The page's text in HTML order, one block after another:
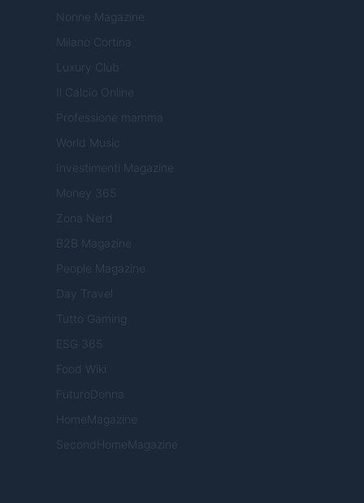
Nonne Magazine
Milano Cortina
Luxury Club
Il Calcio Online
Professione mamma
World Music
Investimenti Magazine
Money 365
Zona Nerd
B2B Magazine
People Magazine
Day Travel
Tutto Gaming
ESG 365
Food Wiki
FuturoDonna
HomeMagazine
SecondHomeMagazine